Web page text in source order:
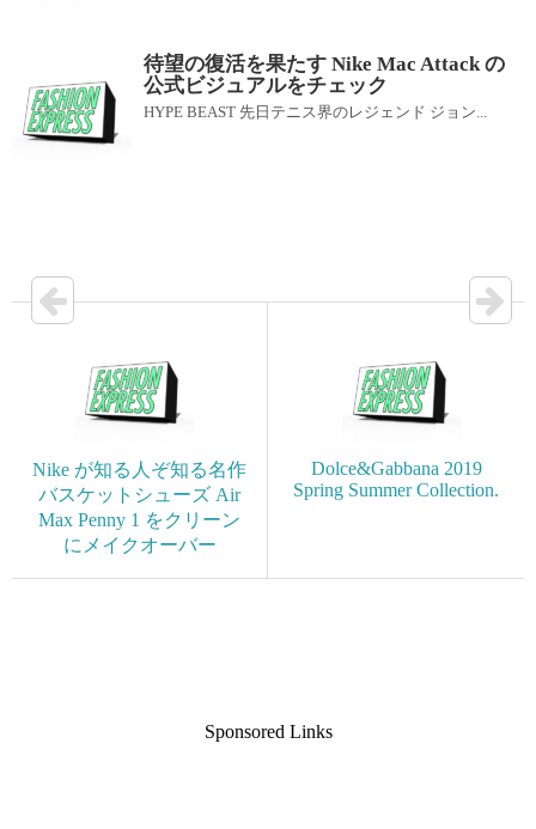
待望の復活を果たす Nike Mac Attack の
公式ビジュアルをチェック
HYPE BEAST 先日テニス界のレジェンド ジョン...
Nike が知る人ぞ知る名作
バスケットシューズ Air
Max Penny 1 をクリーン
にメイクオーバー
Dolce&Gabbana 2019
Spring Summer Collection.
Sponsored Links